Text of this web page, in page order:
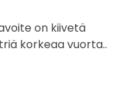
on kiivetä
korkeaa vuorta..